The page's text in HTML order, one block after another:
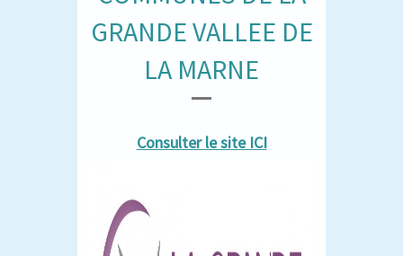
GRANDE VALLEE DE
LA MARNE
Consulter le site ICI